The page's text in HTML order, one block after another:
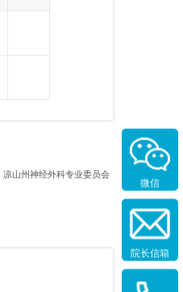
山州神经外科专业委员会
微信
院长信箱